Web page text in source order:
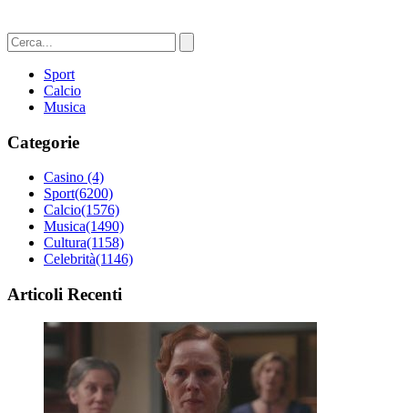
Sport
Calcio
Musica
Categorie
Casino (4)
Sport(6200)
Calcio(1576)
Musica(1490)
Cultura(1158)
Celebrità(1146)
Articoli Recenti